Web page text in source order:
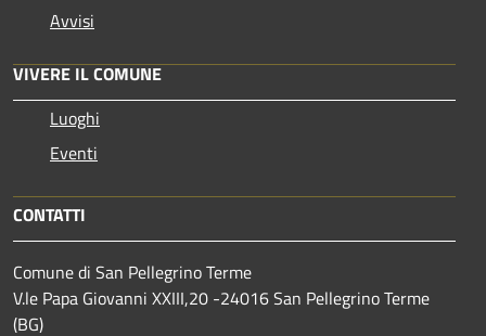
Avvisi
VIVERE IL COMUNE
Luoghi
Eventi
CONTATTI
Comune di San Pellegrino Terme
V.le Papa Giovanni XXIII,20 -24016 San Pellegrino Terme
(BG)